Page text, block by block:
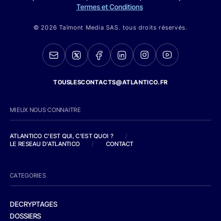
Termes et Conditions
© 2026 Talmont Media SAS. tous droits réservés.
TOUSLESCONTACTS@ATLANTICO.FR
MIEUX NOUS CONNAITRE
ATLANTICO C'EST QUI, C'EST QUOI ?
/
LE RESEAU D'ATLANTICO
/ CONTACT
CATEGORIES
DECRYPTAGES
DOSSIERS